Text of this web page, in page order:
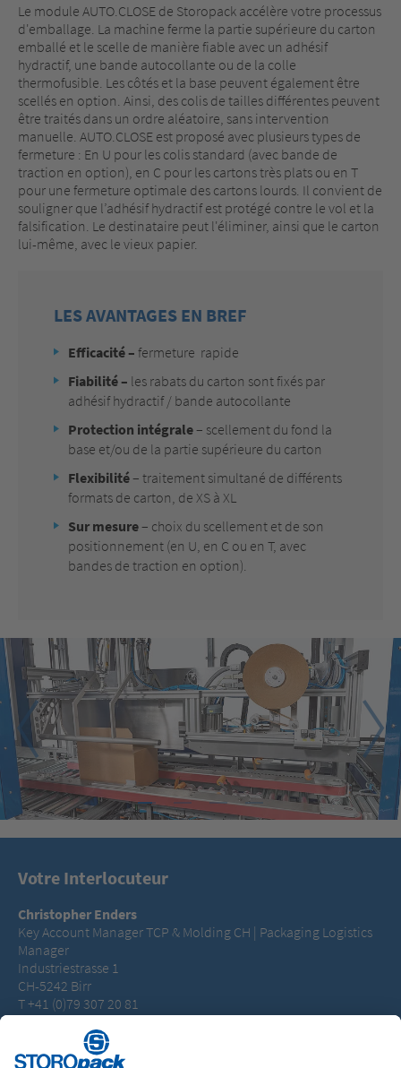
Le module AUTO.CLOSE de Storopack accélère votre processus
d'emballage. La machine ferme la partie supérieure du carton
emballé et le scelle de manière fiable avec un adhésif
hydractif, une bande autocollante ou de la colle
thermofusible. Les côtés et la base peuvent également être
scellés en option. Ainsi, des colis de tailles différentes peuvent
être traités dans un ordre aléatoire, sans intervention
manuelle. AUTO.CLOSE est proposé avec plusieurs types de
fermeture : En U pour les colis standard (avec bande de
traction en option), en C pour les cartons très plats ou en T
pour une fermeture optimale des cartons lourds. Il convient de
souligner que l’adhésif hydractif est protégé contre le vol et la
falsification. Le destinataire peut l'éliminer, ainsi que le carton
lui-même, avec le vieux papier.
LES AVANTAGES EN BREF
Efficacité – fermeture rapide
Fiabilité – les rabats du carton sont fixés par
adhésif hydractif / bande autocollante
Protection intégrale– scellement du fond la
base et/ou de la partie supérieure du carton
Flexibilité– traitement simultané de différents
formats de carton, de XS à XL
Sur mesure– choix du scellement et de son
positionnement (en U, en C ou en T, avec
bandes de traction en option).
1 2 3
Votre Interlocuteur
Christopher Enders
Key Account Manager TCP & Molding CH | Packaging Logistics
Manager
Industriestrasse 1
CH-5242 Birr
T +41 (0)79 307 20 81